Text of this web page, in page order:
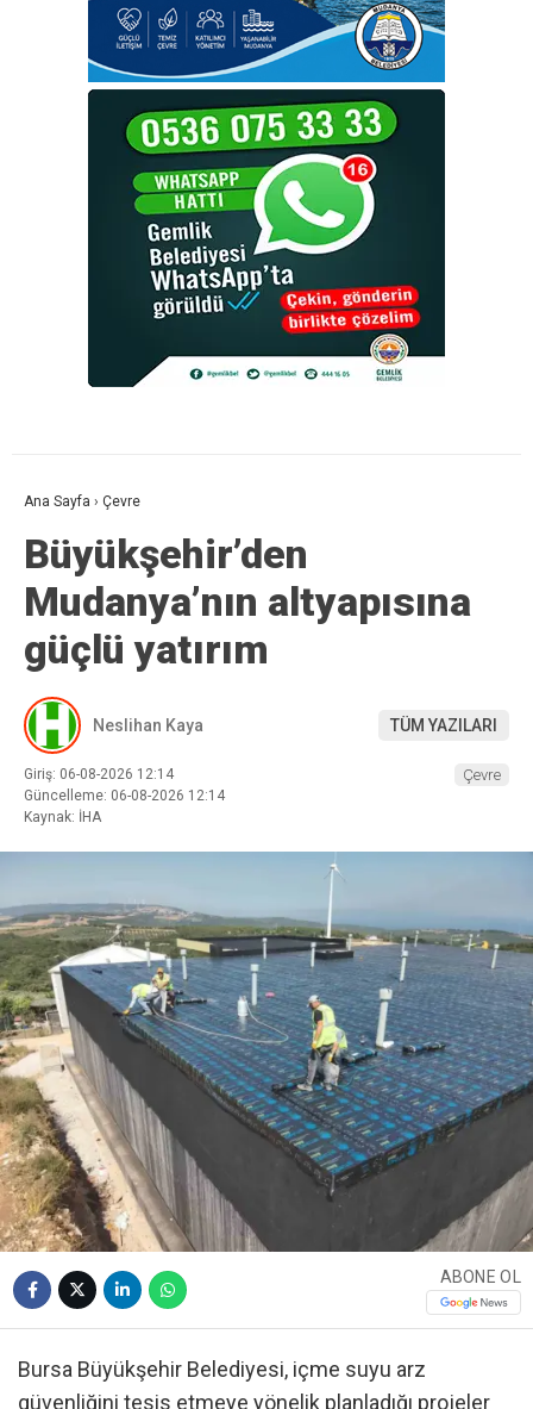
Ana Sayfa › Çevre
Büyükşehir’den
Mudanya’nın altyapısına
güçlü yatırım
Neslihan Kaya TÜM YAZILARI
Giriş: 06-08-2026 12:14
Güncelleme: 06-08-2026 12:14
Kaynak: İHA
Çevre
ABONE OL
Bursa Büyükşehir Belediyesi, içme suyu arz
güvenliğini tesis etmeye yönelik planladığı projeler